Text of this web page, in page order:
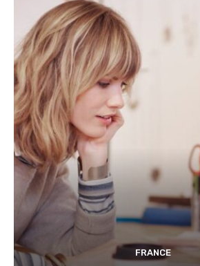
FRANCE